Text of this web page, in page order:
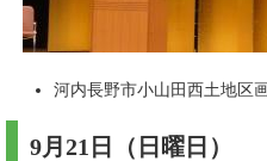
河内長野市小山田西土地区
9月21日（日曜日）​